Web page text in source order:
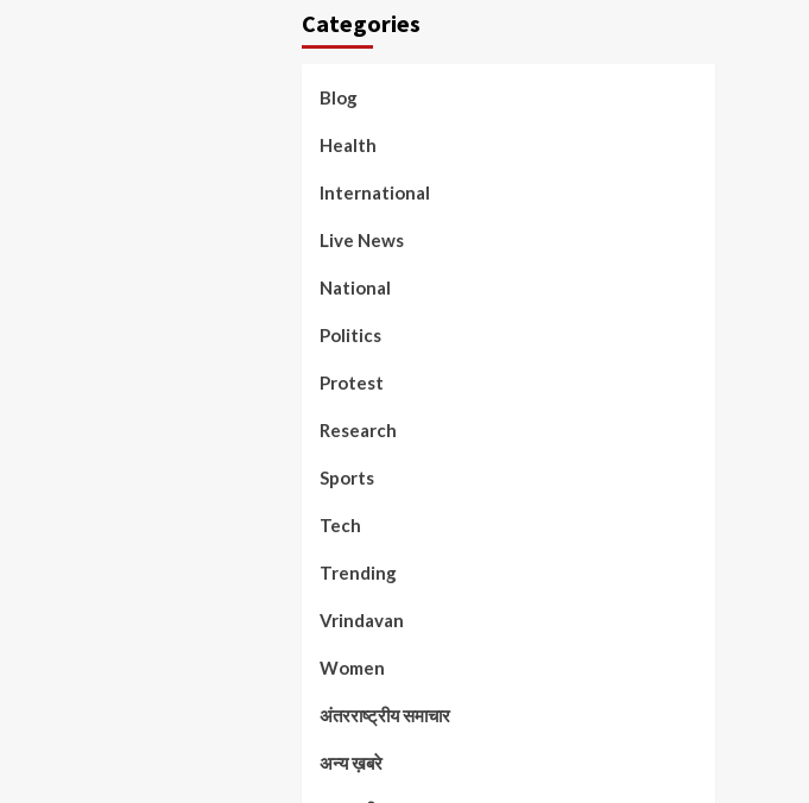
Categories
Blog
Health
International
Live News
National
Politics
Protest
Research
Sports
Tech
Trending
Vrindavan
Women
अंतरराष्ट्रीय समाचार
अन्य ख़बरे